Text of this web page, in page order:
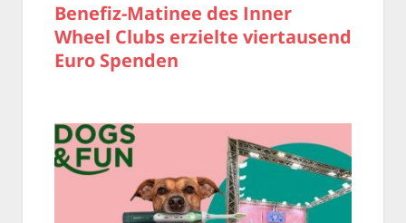
Benefiz-Matinee des Inner
Wheel Clubs erzielte viertausend
Euro Spenden